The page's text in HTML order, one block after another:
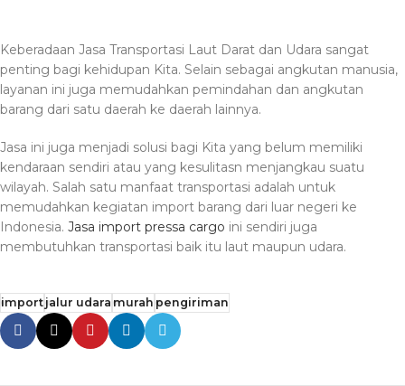
Keberadaan Jasa Transportasi Laut Darat dan Udara sangat
penting bagi kehidupan Kita. Selain sebagai angkutan manusia,
layanan ini juga memudahkan pemindahan dan angkutan
barang dari satu daerah ke daerah lainnya.
Jasa ini juga menjadi solusi bagi Kita yang belum memiliki
kendaraan sendiri atau yang kesulitasn menjangkau suatu
wilayah. Salah satu manfaat transportasi adalah untuk
memudahkan kegiatan import barang dari luar negeri ke
Indonesia. Jasa import pressa cargo ini sendiri juga
membutuhkan transportasi baik itu laut maupun udara.
importjalur udara murah pengiriman